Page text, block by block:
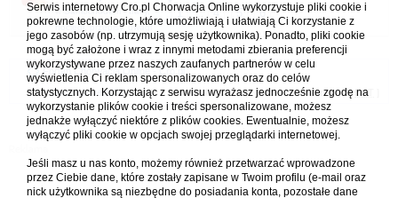
1 ... 4 5 6
wSamochodem - trasy,
noclegi, przepisy, uwagi
Forum Chorwacja Online - Cro.pl
Usuń ciasteczka• Strefa czasowa: UTC + 1 (Polska - czas zimowy) [ DST
Serwis internetowy Cro.pl Chorwacja Online wykorzystuje pliki cookie i
pokrewne technologie, które umożliwiają i ułatwiają Ci korzystanie z
jego zasobów (np. utrzymują sesję użytkownika). Ponadto, pliki cookie
mogą być założone i wraz z innymi metodami zbierania preferencji
wykorzystywane przez naszych zaufanych partnerów w celu
wyświetlenia Ci reklam spersonalizowanych oraz do celów
statystycznych. Korzystając z serwisu wyrażasz jednocześnie zgodę na
wykorzystanie plików cookie i treści spersonalizowane, możesz
jednakże wyłączyć niektóre z plików cookies. Ewentualnie, możesz
wyłączyć pliki cookie w opcjach swojej przeglądarki internetowej.
Jeśli masz u nas konto, możemy również przetwarzać wprowadzone
przez Ciebie dane, które zostały zapisane w Twoim profilu (e-mail oraz
nick użytkownika są niezbędne do posiadania konta, pozostałe dane